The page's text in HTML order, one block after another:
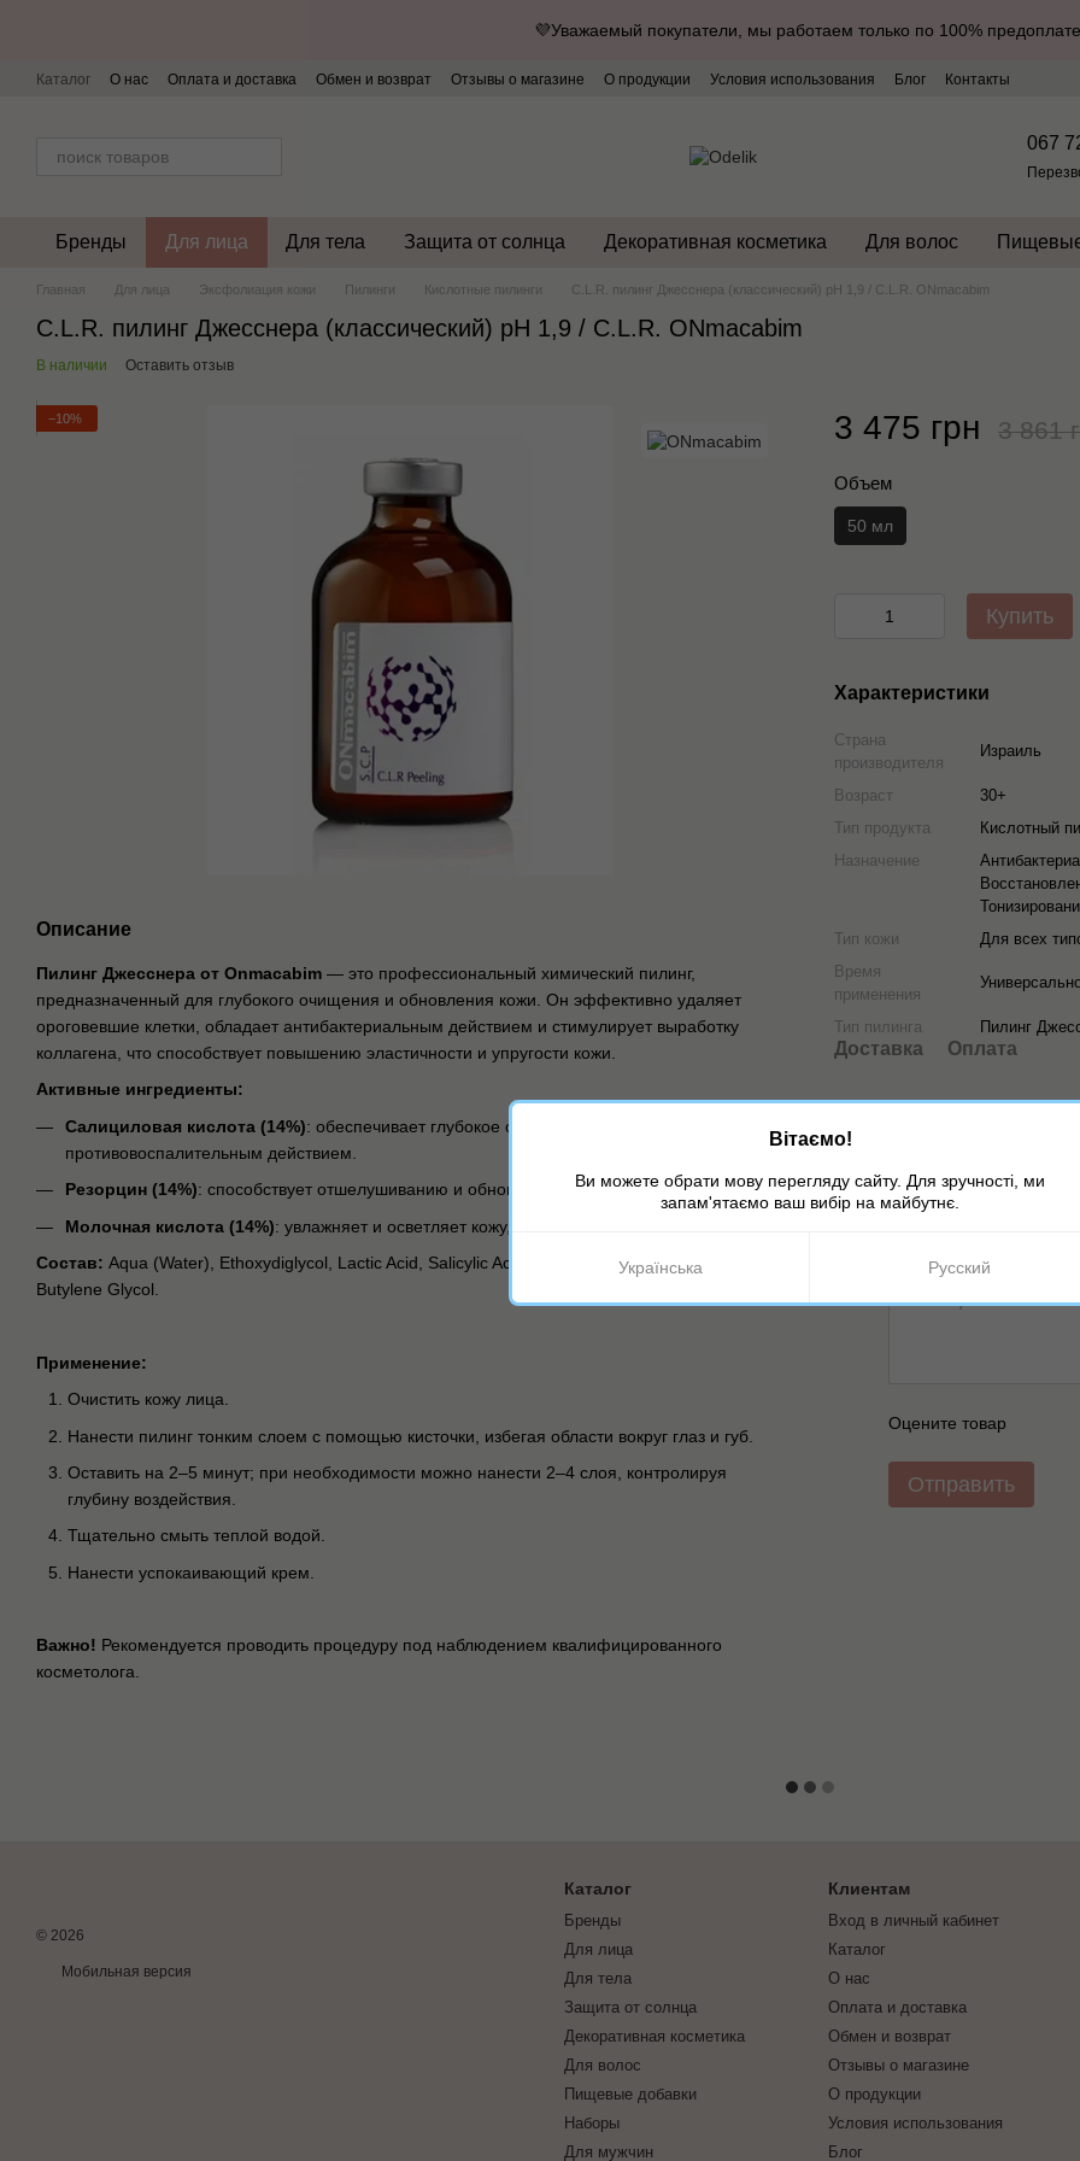
💜Уважаемый покупатели, мы работаем только по 100% предоплате.
Каталог О нас Оплата и доставка Обмен и возврат Отзывы о магазине О продукции Условия использования Блог Контакты
067
Бренды Для лица Для тела Защита от солнца Декоративная косметика Для волос
Главная Для лица Эксфолиация кожи Пилинги Кислотные пилинги C.L.R. пилинг Джесснера (классический) рН 1,9 / C.L.R. ONmacabim
C.L.R. пилинг Джесснера (классический) рН 1,9 / C.L.R. ONmacabim
В наличии Оставить отзыв
−10%
Описание
Пилинг Джесснера от Onmacabim — это профессиональный химический пилинг,
предназначенный для глубокого очищения и обновления кожи. Он эффективно удаляет
ороговевшие клетки, обладает антибактериальным действием и стимулирует выработку
коллагена, что способствует повышению эластичности и упругости кожи.
Активные ингредиенты:
Салициловая кислота (14%): обеспечивает глубокое очищение пор и обладает
противовоспалительным действием.
Резорцин (14%): способствует отшелушиванию и обновлению кожи.
Молочная кислота (14%): увлажняет и осветляет кожу, выравнивает тон.
Состав: Aqua (Water), Ethoxydiglycol, Lactic Acid, Salicylic Acid, Resorcinol, Benzoic Acid,
Butylene Glycol.
Применение:
Очистить кожу лица.
Нанести пилинг тонким слоем с помощью кисточки, избегая области вокруг глаз и губ.
Оставить на 2–5 минут; при необходимости можно нанести 2–4 слоя, контролируя
глубину воздействия.
Тщательно смыть теплой водой.
Нанести успокаивающий крем.
Важно! Рекомендуется проводить процедуру под наблюдением квалифицированного
косметолога.
3 475 грн 3 861
Объем
50 мл
Купить
Характеристики
Страна
производителя
Израиль
Возраст
30+
Тип продукта
Кислотный
Назначение
Тип кожи
Для всех
Время
применения
Тип пилинга Пилинг
Доставка Оплата
Новый отзыв или
Оцените товар
Отправить
© 2026
Мобильная версия
Каталог
Бренды
Для лица
Для тела
Защита от солнца
Декоративная косметика
Для волос
Пищевые добавки
Наборы
Для мужчин
Клиентам
Вход в личный кабинет
Каталог
О нас
Оплата и доставка
Обмен и возврат
Отзывы о магазине
О продукции
Условия использования
Блог
Вітаємо!
Ви можете обрати мову перегляду сайту. Для зручності, ми
запам'ятаємо ваш вибір на майбутнє.
Українська Русский